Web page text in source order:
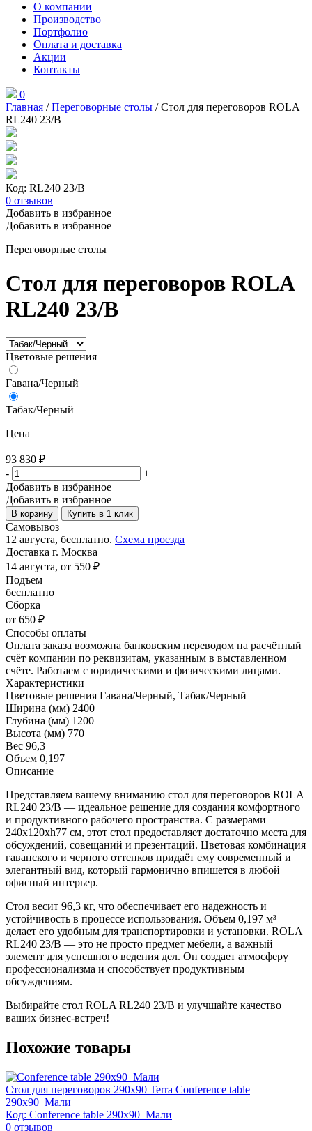
О компании
Производство
Портфолио
Оплата и доставка
Акции
Контакты
0
Главная /Переговорные столы / Стол для переговоров ROLA
RL240 23/B
Код: RL240 23/B
0 отзывов
Добавить в избранное
Добавить в избранное
Переговорные столы
Стол для переговоров ROLA
RL240 23/B
Цветовые решения
Гавана/Черный
Табак/Черный
Цена
93 830 ₽
-
+
Добавить в избранное
Добавить в избранное
В корзину Купить в 1 клик
Самовывоз
12 августа, бесплатно. Схема проезда
Доставка г. Москва
14 августа, от 550 ₽
Подъем
бесплатно
Сборка
от 650 ₽
Способы оплаты
Оплата заказа возможна банковским переводом на расчётный
счёт компании по реквизитам, указанным в выставленном
счёте. Работаем с юридическими и физическими лицами.
Характеристики
Цветовые решения Гавана/Черный, Табак/Черный
Ширина (мм) 2400
Глубина (мм) 1200
Высота (мм) 770
Вес 96,3
Объем 0,197
Описание
Представляем вашему вниманию стол для переговоров ROLA
RL240 23/B — идеальное решение для создания комфортного
и продуктивного рабочего пространства. С размерами
240x120xh77 см, этот стол предоставляет достаточно места для
обсуждений, совещаний и презентаций. Цветовая комбинация
гаванского и черного оттенков придаёт ему современный и
элегантный вид, который гармонично впишется в любой
офисный интерьер.
Стол весит 96,3 кг, что обеспечивает его надежность и
устойчивость в процессе использования. Объем 0,197 м³
делает его удобным для транспортировки и установки. ROLA
RL240 23/B — это не просто предмет мебели, а важный
элемент для успешного ведения дел. Он создает атмосферу
профессионализма и способствует продуктивным
обсуждениям.
Выбирайте стол ROLA RL240 23/B и улучшайте качество
ваших бизнес-встреч!
Похожие товары
Стол для переговоров 290х90 Terra Conference table
290x90_Мали
Код: Conference table 290x90_Мали
0 отзывов